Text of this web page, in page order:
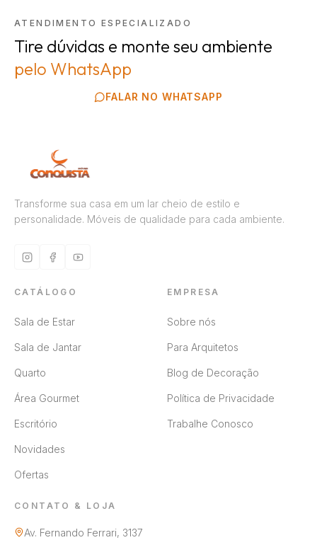
ATENDIMENTO ESPECIALIZADO
Tire dúvidas e monte seu ambiente
pelo WhatsApp
FALAR NO WHATSAPP
Transforme sua casa em um lar cheio de estilo e
personalidade. Móveis de qualidade para cada ambiente.
CATÁLOGO
Sala de Estar
Sala de Jantar
Quarto
Área Gourmet
Escritório
Novidades
Ofertas
EMPRESA
Sobre nós
Para Arquitetos
Blog de Decoração
Política de Privacidade
Trabalhe Conosco
CONTATO & LOJA
Av. Fernando Ferrari, 3137